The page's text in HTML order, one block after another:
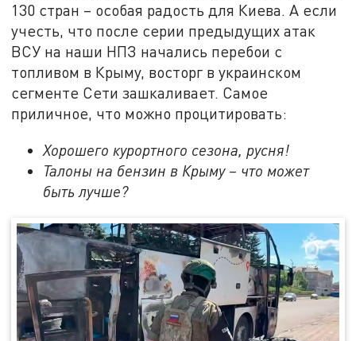
130 стран – особая радость для Киева. А если
учесть, что после серии предыдущих атак
ВСУ на наши НПЗ начались перебои с
топливом в Крыму, восторг в украинском
сегменте Сети зашкаливает. Самое
приличное, что можно процитировать:
Хорошего курортного сезона, русня!
Талоны на бензин в Крыму – что может
быть лучше?